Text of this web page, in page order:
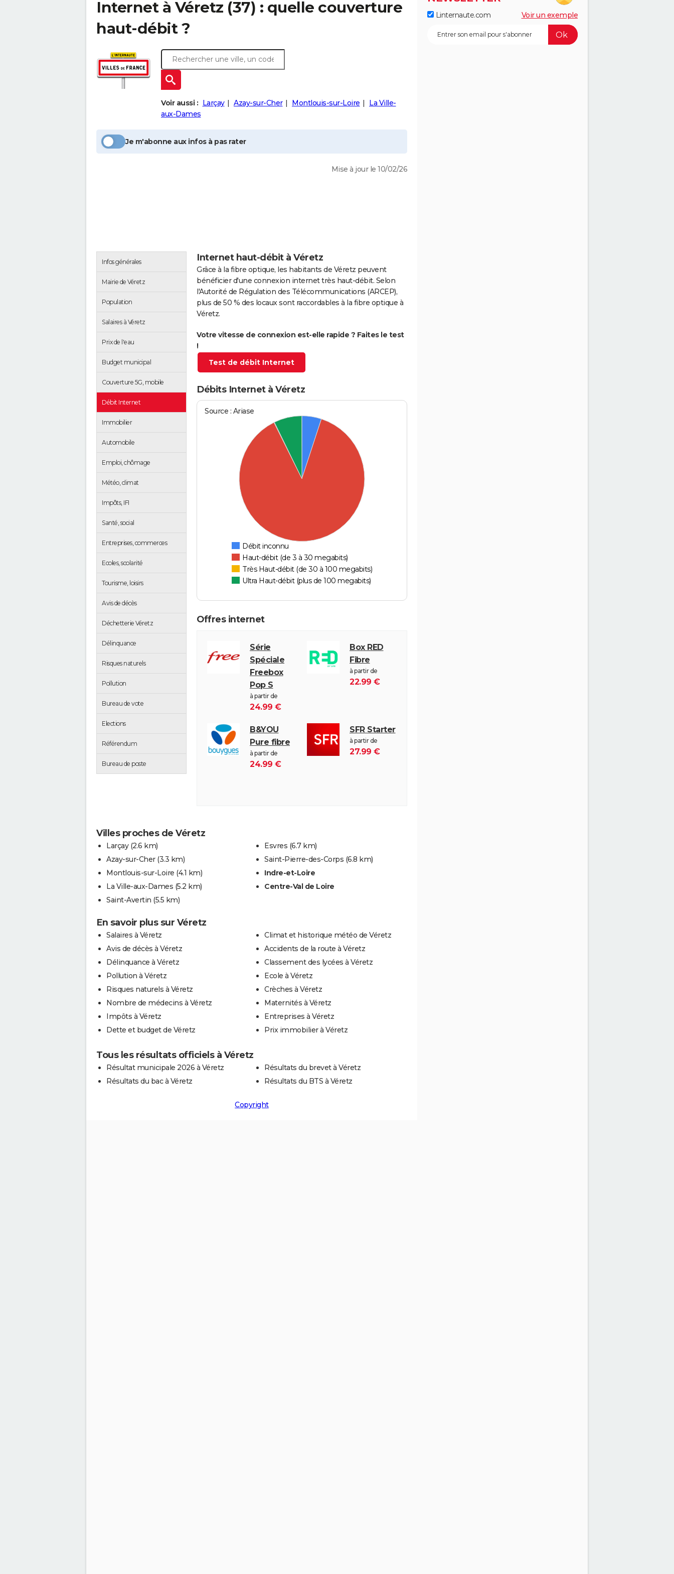
Internet à Véretz (37) : quelle couverture
haut-débit ?
Voir aussi : Larçay Azay-sur-Cher Montlouis-sur-Loire
La Ville-
aux-Dames
Je m'abonne aux infos à pas rater
Mise à jour le 10/02/26
Infos générales
Mairie de Véretz
Population
Salaires à Véretz
Prix de l'eau
Budget municipal
Couverture 5G, mobile
Débit Internet
Immobilier
Automobile
Emploi, chômage
Météo, climat
Impôts, IFI
Santé, social
Entreprises, commerces
Ecoles, scolarité
Tourisme, loisirs
Avis de décès
Déchetterie Véretz
Délinquance
Risques naturels
Pollution
Bureau de vote
Elections
Référendum
Bureau de poste
Internet haut-débit à Véretz
Grâce à la fibre optique, les habitants de Véretz peuvent
bénéficier d'une connexion internet très haut-débit. Selon
l'Autorité de Régulation des Télécommunications (ARCEP),
plus de 50 % des locaux sont raccordables à la fibre optique à
Véretz.
Votre vitesse de connexion est-elle rapide ? Faites le test
!
Test de débit Internet
Débits Internet à Véretz
Source : Ariase
Débit inconnu
Haut-débit (de 3 à 30 megabits)
Très Haut-débit (de 30 à 100 megabits)
Ultra Haut-débit (plus de 100 megabits)
Offres internet
Série
Spéciale
Freebox
Pop S
à partir de
24.99 €
Box RED
Fibre
à partir de
22.99 €
B&YOU
Pure fibre
à partir de
24.99 €
SFR Starter
à partir de
27.99 €
Villes proches de Véretz
Larçay (2.6 km)
Azay-sur-Cher (3.3 km)
Montlouis-sur-Loire (4.1 km)
La Ville-aux-Dames (5.2 km)
Saint-Avertin (5.5 km)
Esvres (6.7 km)
Saint-Pierre-des-Corps (6.8 km)
Indre-et-Loire
Centre-Val de Loire
En savoir plus sur Véretz
Salaires à Véretz
Avis de décès à Véretz
Délinquance à Véretz
Pollution à Véretz
Risques naturels à Véretz
Nombre de médecins à Véretz
Impôts à Véretz
Dette et budget de Véretz
Climat et historique météo de Véretz
Accidents de la route à Véretz
Classement des lycées à Véretz
Ecole à Véretz
Crèches à Véretz
Maternités à Véretz
Entreprises à Véretz
Prix immobilier à Véretz
Tous les résultats officiels à Véretz
Résultat municipale 2026 à Véretz
Résultats du bac à Véretz
Résultats du brevet à Véretz
Résultats du BTS à Véretz
Copyright
Linternaute.com Voir un exemple